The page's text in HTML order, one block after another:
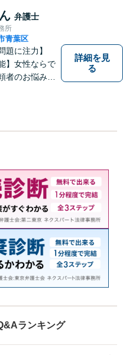
題／借金問題
事事件など、
夜間／休日対
弁護士
所
青葉区
題に注力】
】女性ならで
者のお悩みに
ざいました
詳細を見
る
ランキング